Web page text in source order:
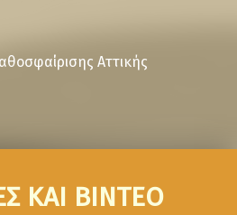
Αττικής
ΚΑΙ ΒΙΝΤΕΟ